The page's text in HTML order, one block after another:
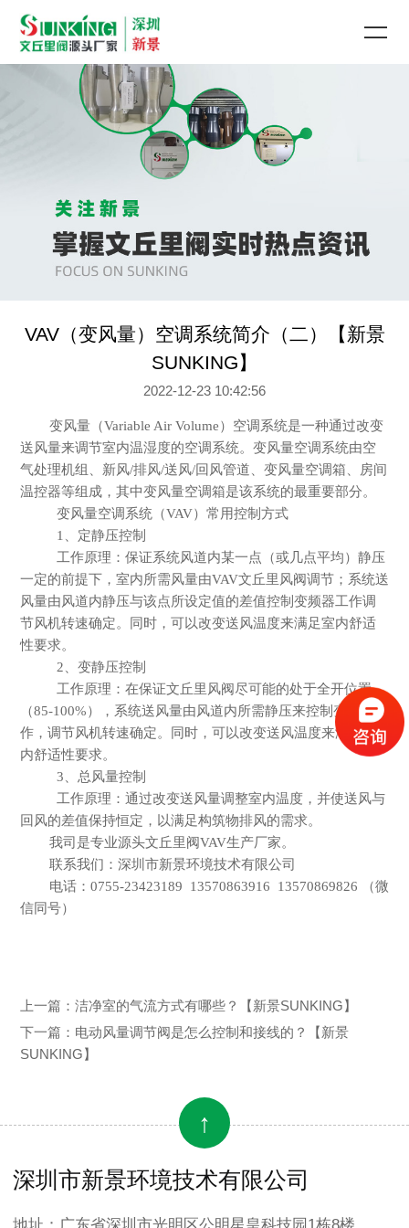
VAV（变风量）空调系统简介（二）【新景
SUNKING】
2022-12-23 10:42:56
变风量（Variable Air Volume）空调系统是一种通过改变
送风量来调节室内温湿度的空调系统。变风量空调系统由空
气处理机组、新风/排风/送风/回风管道、变风量空调箱、房间
温控器等组成，其中变风量空调箱是该系统的最重要部分。
变风量空调系统（VAV）常用控制方式
1、定静压控制
工作原理：保证系统风道内某一点（或几点平均）静压
一定的前提下，室内所需风量由VAV文丘里风阀调节；系统送
风量由风道内静压与该点所设定值的差值控制变频器工作调
节风机转速确定。同时，可以改变送风温度来满足室内舒适
性要求。
2、变静压控制
工作原理：在保证文丘里 风阀尽可能的处于全开位置
（85-100%），系统送风量由风道内所需静压来控制变频器工
作，调节风机转速确定。同时，可以改变送风温度来满足室
内舒适性要求。
3、总风量控制
工作原理：通过改变送风量调整室内温度，并使送风与
回风的差值保持恒定，以满足构筑物排风的需求。
我司是专业源头文丘里阀VAV生产厂家。
联系我们：深圳市新景环境技术有限公司
电话： 0755-23423189 13570863916 13570869826 （微
信同号）
上一篇： 洁净室的气流方式有哪些？【新景SUNKING】
下一篇： 电动风量调节阀是怎么控制和接线的？【新景
SUNKING】
↑
深圳市新景环境技术有限公司